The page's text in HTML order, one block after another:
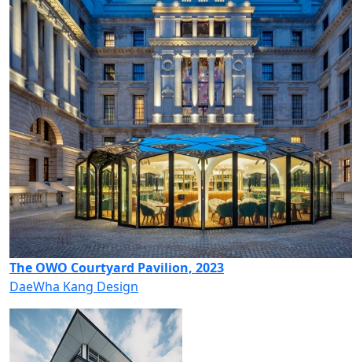
The OWO Courtyard Pavilion, 2023
DaeWha Kang Design